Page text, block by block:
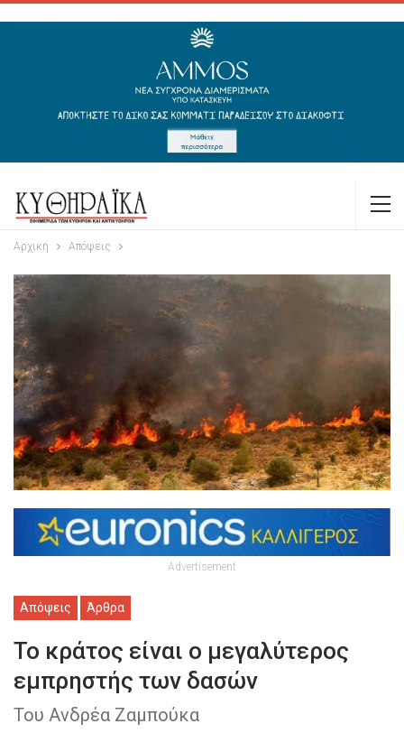
Αρχική Απόψεις
Advertisement
Απόψεις Άρθρα
Το κράτος είναι ο μεγαλύτερος
εμπρηστής των δασών
Του Ανδρέα Ζαμπούκα